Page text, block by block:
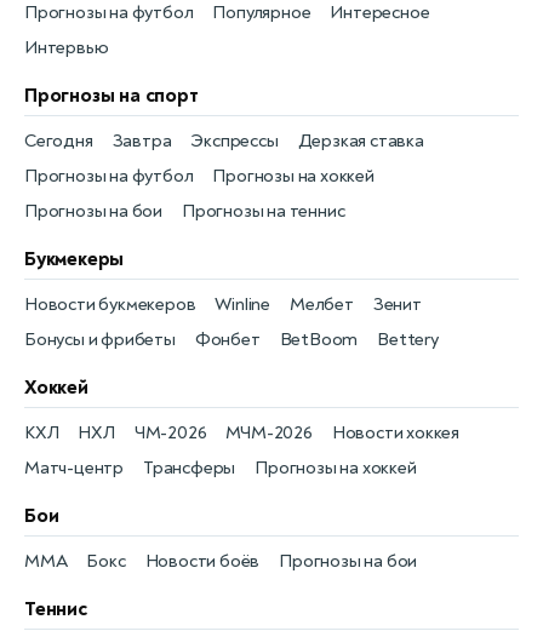
Прогнозы на футбол Популярное Интересное
Интервью
Прогнозы на спорт
Прогнозы на футбол
Сегодня
Прогнозы на хоккей
Завтра
Прогнозы на бои
Экспрессы
Прогнозы на теннис
Дерзкая ставка
Букмекеры
Бонусы и фрибеты
Новости букмекеров
Фонбет
Winline
BetBoom
Мелбет
Bettery
Зенит
Хоккей
Новости хоккея
КХЛ
Матч-центр
НХЛ
Трансферы
ЧМ-2026
Прогнозы на хоккей
МЧМ-2026
Бои
Новости боёв
MMA Прогнозы на бои
Бокс
Теннис